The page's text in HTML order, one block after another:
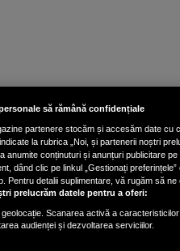
să rămână confidențiale
partenere stocăm și accesăm date cu
la rubrica „Noi, și partenerii noștri
anumite conținuturi și anunțuri publicitare
dând clic pe linkul „Gestionați
Pentru detalii suplimentare, vă rugăm să
prelucrăm datele pentru a oferi:
Scanarea activă a
audienței și dezvoltarea serviciilor.